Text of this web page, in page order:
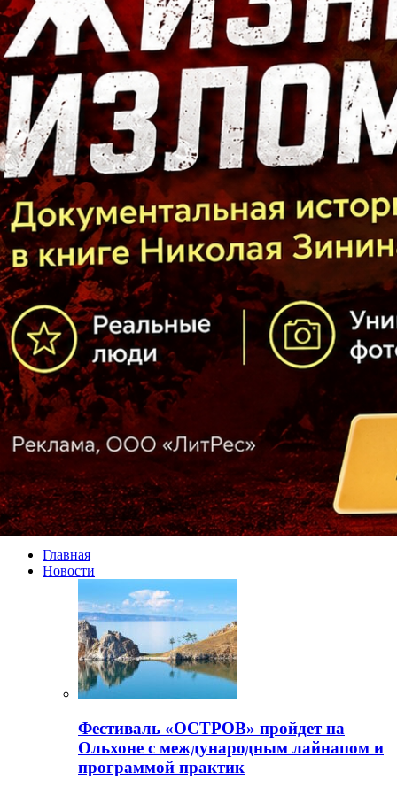
Главная
Новости
Фестиваль «ОСТРОВ» пройдет на
Ольхоне с международным лайнапом и
программой практик